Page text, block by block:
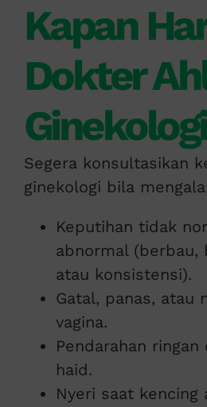
Kapan
Dokter
Segera konsultasikan
ginekologi bila
Keputihan tidak
abnormal (berbau,
atau konsistensi).
Gatal, panas, atau
vagina.
Pendarahan
haid.
Nyeri saat kencing